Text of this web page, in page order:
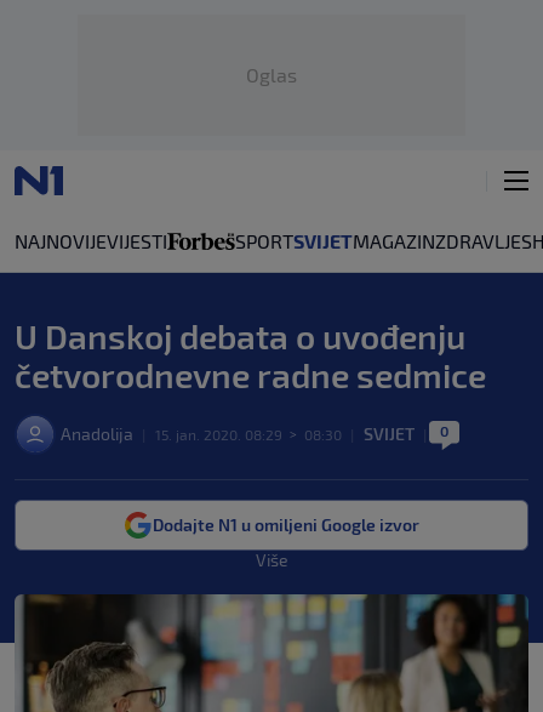
Oglas
NAJNOVIJEVIJESTI SPORTSVIJETMAGAZINZDRAVLJE
U Danskoj debata o uvođenju
četvorodnevne radne sedmice
Anadolija 15. jan. 2020. 08:29 > 08:30 SVIJET 0
Dodajte N1 u omiljeni Google izvor
Više